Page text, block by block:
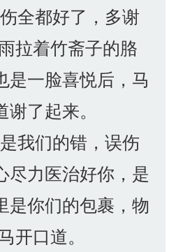
全都好了，多谢
拉着竹斋子的胳
是一脸喜悦后，马
了起来。
我们的错，误伤
尽力医治好你，是
是你们的包裹，物
开口道。